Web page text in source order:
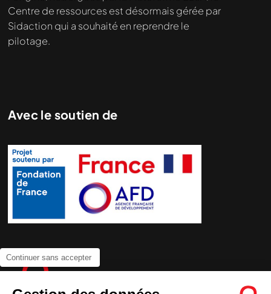
Continuer sans accepter
Centre de ressources est désormais gérée par
Sidaction qui a souhaité en reprendre le
pilotage.
Avec le soutien de